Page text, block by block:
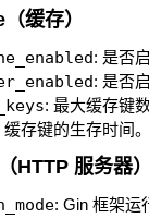
缓存）
: 是否
: 是否
: 最大缓存键数
缓存键的生存时间。
HTTP 服务器）
: Gin 框架运